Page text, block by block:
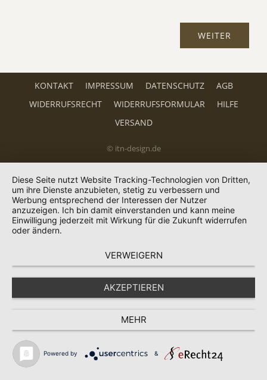
KONTAKT IMPRESSUM DATENSCHUTZ
AGB
WIDERRUFSRECHT
WIDERRUFSFORMULAR
HILFE
VERSAND
© itn-design.de
Diese Seite nutzt Website Tracking-Technologien von Dritten,
um ihre Dienste anzubieten, stetig zu verbessern und
Werbung entsprechend der Interessen der Nutzer
anzuzeigen. Ich bin damit einverstanden und kann meine
Einwilligung jederzeit mit Wirkung für die Zukunft widerrufen
oder ändern.
VERWEIGERN
AKZEPTIEREN
MEHR
Powered by &